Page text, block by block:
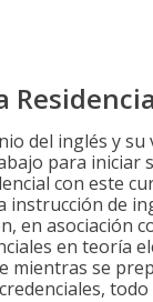
del inglés y su
para iniciar
con este
instrucción de
en asociación
en teoría
mientras se